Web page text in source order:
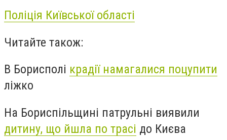
Поліція Київської області
Читайте також:
В Борисполі крадії намагалися поцупити
ліжко
На Бориспільщині патрульні виявили
дитину, що йшла по трасі до Києва